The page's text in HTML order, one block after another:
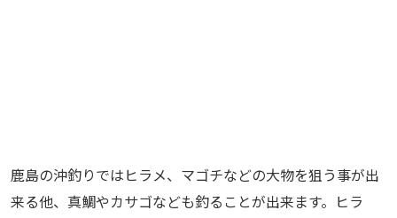
鹿島の沖釣りではヒラメ、マゴチなどの大物を狙う事が出
来る他、真鯛やカサゴなども釣ることが出来ます。ヒラ